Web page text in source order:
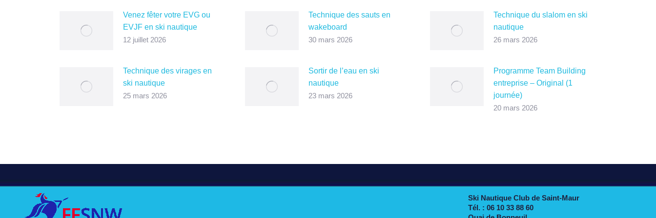
Venez fêter votre EVG ou
EVJF en ski nautique
12 juillet 2026
Technique des sauts en
wakeboard
30 mars 2026
Technique du slalom en ski
nautique
26 mars 2026
Technique des virages en
ski nautique
25 mars 2026
Sortir de l’eau en ski
nautique
23 mars 2026
Programme Team Building
entreprise – Original (1
journée)
20 mars 2026
Ski Nautique Club de Saint-Maur
Tél. : 06 10 33 88 60